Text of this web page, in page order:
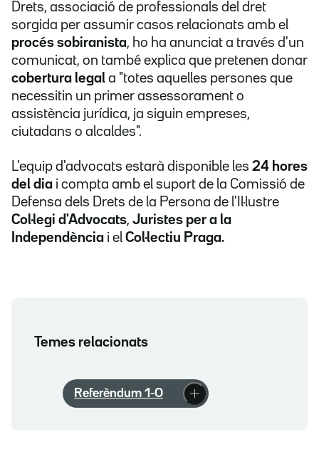
Drets, associació de professionals del dret
sorgida per assumir casos relacionats amb el
procés sobiranista, ho ha anunciat a través d'un
comunicat, on també explica que pretenen donar
cobertura legal a "totes aquelles persones que
necessitin un primer assessorament o
assistència jurídica, ja siguin empreses,
ciutadans o alcaldes".
L'equip d'advocats estarà disponible les 24 hores
del dia i compta amb el suport de la Comissió de
Defensa dels Drets de la Persona de l'Il·lustre
Col·legi d'Advocats, Juristes per a la
Independència i el Col·lectiu Praga.
Temes relacionats
Referèndum 1-O